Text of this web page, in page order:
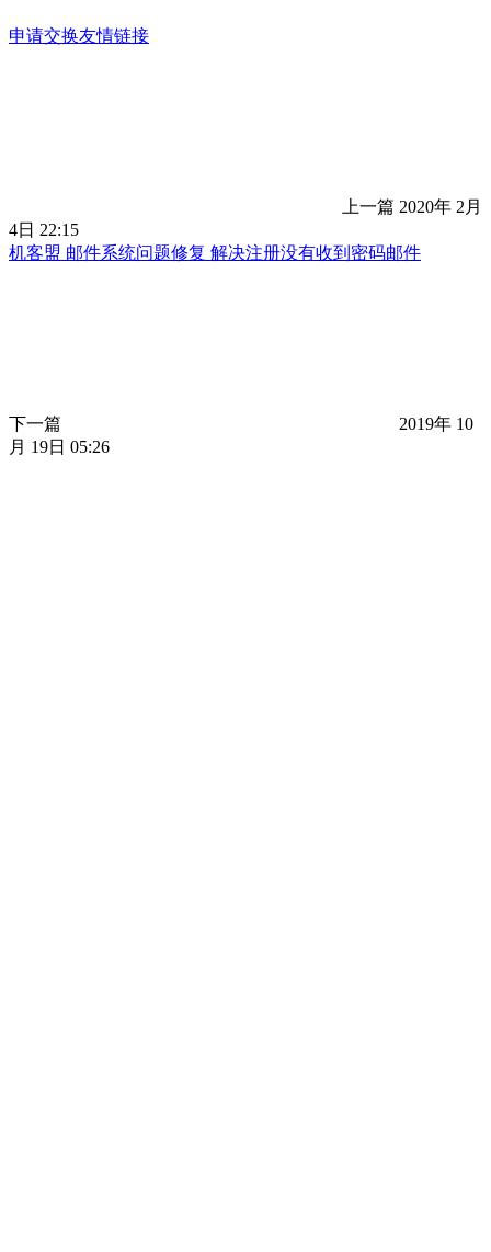
申请交换友情链接
上一篇 2020年 2月
4日 22:15
机客盟 邮件系统问题修复 解决注册没有收到密码邮件
下一篇
2019年 10
月 19日 05:26